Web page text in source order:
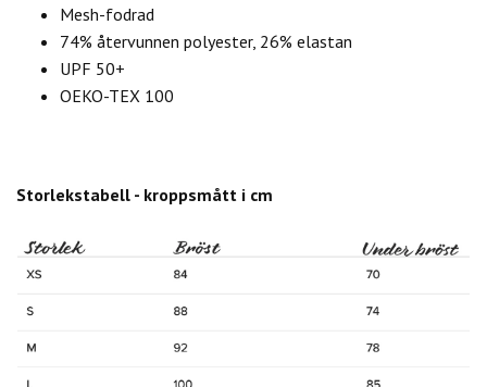
Mesh-fodrad
74% återvunnen polyester, 26% elastan
UPF 50+
OEKO-TEX 100
Storlekstabell - kroppsmått i cm